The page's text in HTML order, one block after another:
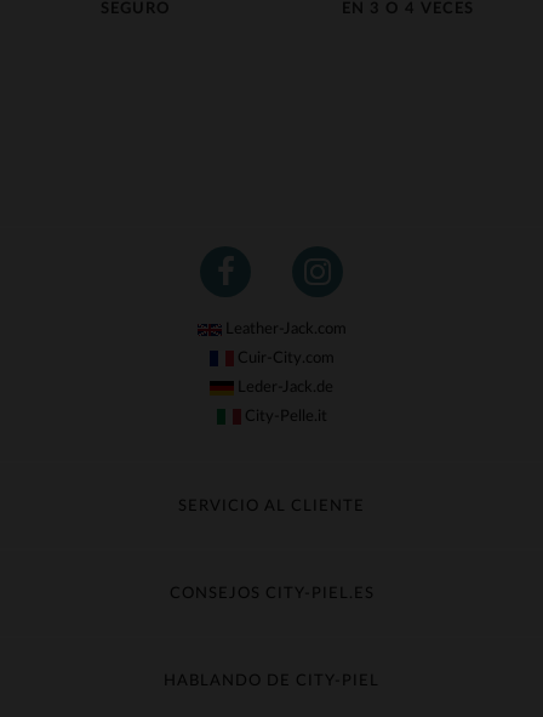
SEGURO
EN 3 O 4 VECES
Leather-Jack.com
Cuir-City.com
Leder-Jack.de
City-Pelle.it
SERVICIO AL CLIENTE
Cambio & Reembolso
Contacte con el servicio de atención al cliente
CONSEJOS CITY-PIEL.ES
Guía de materiales
HABLANDO DE CITY-PIEL